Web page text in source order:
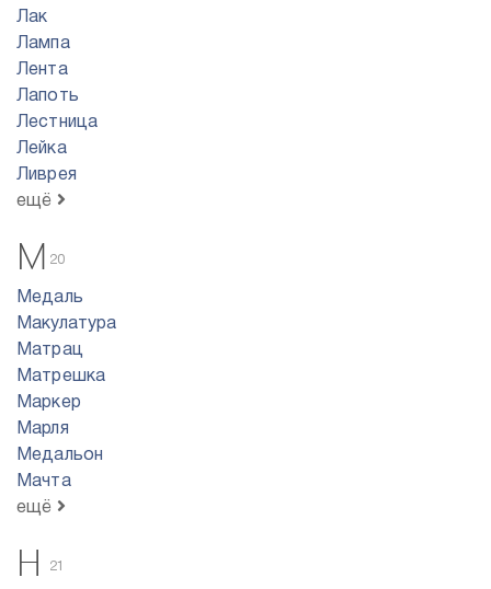
Лак
Лампа
Лента
Лапоть
Лестница
Лейка
Ливрея
ещё
М 20
Медаль
Макулатура
Матрац
Матрешка
Маркер
Марля
Медальон
Мачта
ещё
Н 21